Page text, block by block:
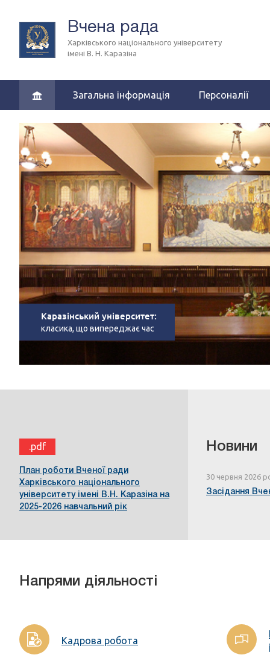
Вчена рада
Харківського національного університету
імені В. Н. Каразіна
Загальна інформація Персоналії
Каразінський університет:
класика, що випереджає час
.pdf
План роботи Вченої ради
Харківського національного
університету імені В.Н. Каразіна на
2025-2026 навчальний рік
Новини
30 червня 2026
Засідання
Напрями діяльності
Кадрова робота